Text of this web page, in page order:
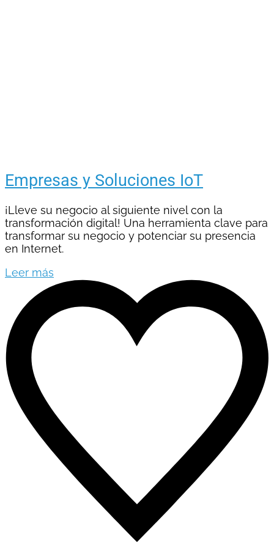
Empresas y Soluciones IoT
¡Lleve su negocio al siguiente nivel con la
transformación digital! Una herramienta clave para
transformar su negocio y potenciar su presencia
en Internet.
Leer más